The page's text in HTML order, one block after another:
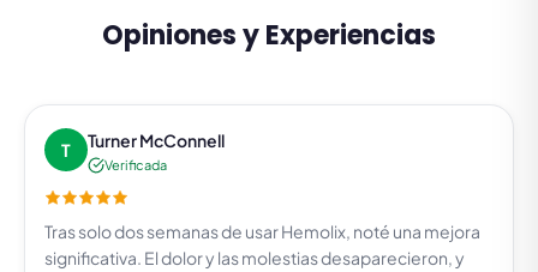
Opiniones y Experiencias
T Turner McConnell
Verificada
Tras solo dos semanas de usar Hemolix, noté una mejora
significativa. El dolor y las molestias desaparecieron, y